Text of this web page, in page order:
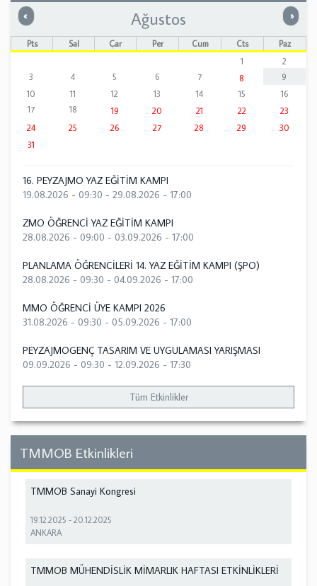
« Önceki »
Ağustos
Pts Sal Çar Per Cum Cts
Paz
1
2
3
4 5 6 7 8
9
10
11 12 13 14 15
16
17
18 19 20 21 22
23
24
25 26 27 28 29
30
31
16. PEYZAJMO YAZ EĞİTİM KAMPI
19.08.2026 - 09:30 - 29.08.2026 - 17:00
ZMO ÖĞRENCİ YAZ EĞİTİM KAMPI
28.08.2026 - 09:00 - 03.09.2026 - 17:00
PLANLAMA ÖĞRENCİLERİ 14. YAZ EĞİTİM KAMPI (ŞPO)
28.08.2026 - 09:30 - 04.09.2026 - 17:00
MMO ÖĞRENCİ ÜYE KAMPI 2026
31.08.2026 - 09:30 - 05.09.2026 - 17:00
PEYZAJMOGENÇ TASARIM VE UYGULAMASI YARIŞMASI
09.09.2026 - 09:30 - 12.09.2026 - 17:30
Tüm Etkinlikler
TMMOB Etkinlikleri
TMMOB Sanayi Kongresi
19.12.2025 -20.12.2025
ANKARA
TMMOB MÜHENDİSLİK MİMARLIK HAFTASI ETKİNLİKLERİ